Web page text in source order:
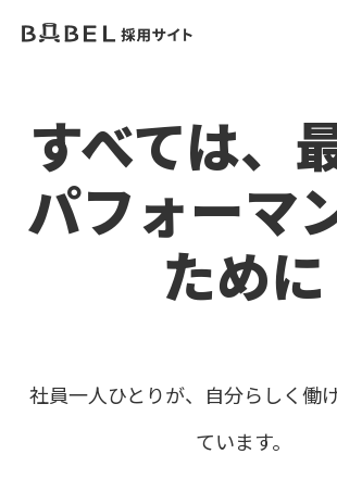
すべては、
パフォーマ
ために
社員一人ひとりが、自分らしく働
ています。